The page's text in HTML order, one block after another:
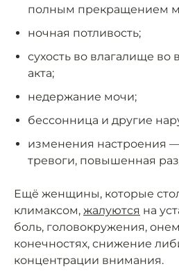
полным прекращением
ночная потливость;
сухость во влагалище во
акта;
недержание мочи;
бессонница и другие
изменения настроения
тревоги, повышенная
Ещё женщины, которые
климаксом, жалуются на
боль, головокружения,
конечностях, снижение
концентрации внимания.